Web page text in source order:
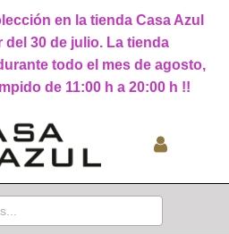
en la tienda Casa Azul
del 30 de julio. La tienda
todo el mes de agosto,
de 11:00 h a 20:00 h !!